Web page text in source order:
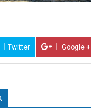
Twitter Google +